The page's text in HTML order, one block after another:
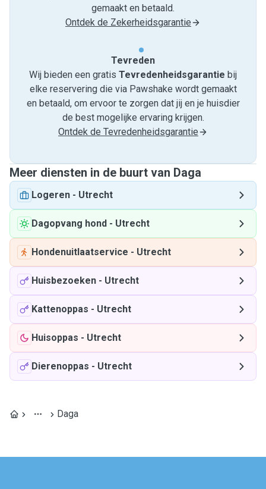
gemaakt en betaald.
Ontdek de Zekerheidsgarantie
Tevreden
Wij bieden een gratis Tevredenheids­garantie bij
elke reservering die via Pawshake wordt gemaakt
en betaald, om ervoor te zorgen dat jij en je huisdier
de best mogelijke ervaring krijgen.
Ontdek de Tevredenheidsgarantie
Meer diensten in de buurt van Daga
Logeren - Utrecht
Dagopvang hond - Utrecht
Hondenuitlaatservice - Utrecht
Huisbezoeken - Utrecht
Kattenoppas - Utrecht
Huisoppas - Utrecht
Dierenoppas - Utrecht
Daga